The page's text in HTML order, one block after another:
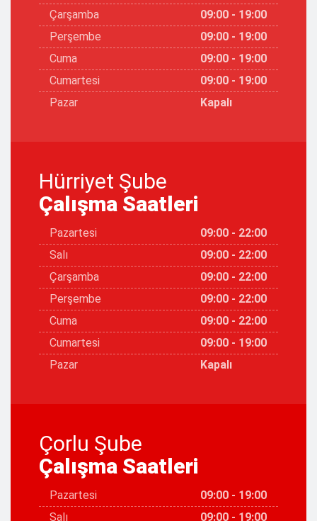
Çarşamba
09:00 - 19:00
Perşembe
09:00 - 19:00
Cuma
09:00 - 19:00
Cumartesi
09:00 - 19:00
Pazar
Kapalı
Hürriyet Şube
Çalışma Saatleri
Pazartesi
09:00 - 22:00
Salı
09:00 - 22:00
Çarşamba
09:00 - 22:00
Perşembe
09:00 - 22:00
Cuma
09:00 - 22:00
Cumartesi
09:00 - 19:00
Pazar
Kapalı
Çorlu Şube
Çalışma Saatleri
Pazartesi
09:00 - 19:00
Salı
09:00 - 19:00